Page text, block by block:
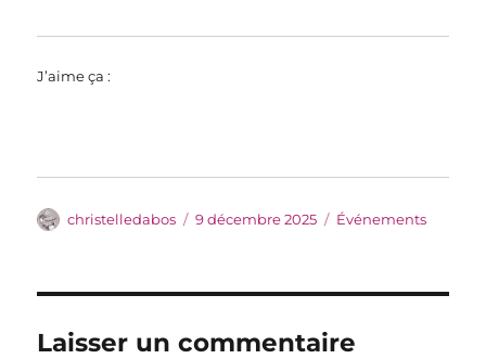
J’aime ça :
Auteur
christelledabos
Publié
9 décembre 2025 Catégories
Événements
Laisser un commentaire